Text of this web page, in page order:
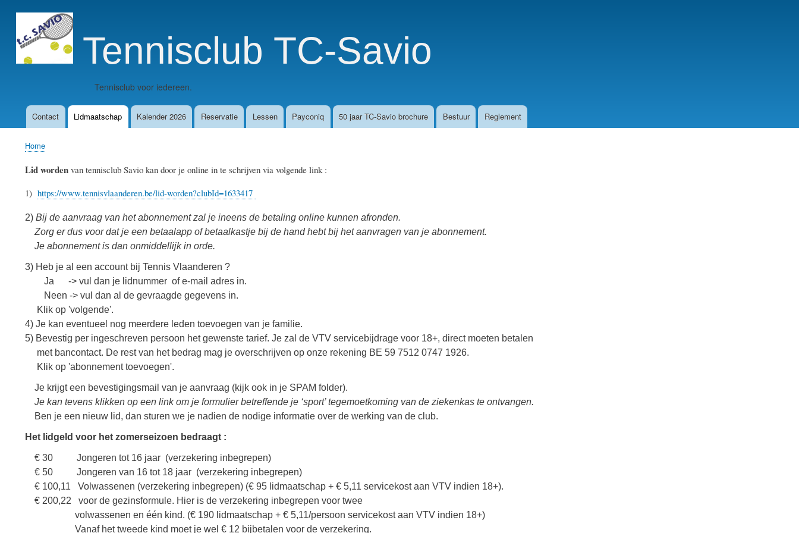
content
Tennisclub TC-Savio
Tennisclub voor iedereen.
MainContact Lidmaatschap Kalender 2026 Reservatie Lessen Payconiq 50 jaar TC-Savio brochure Bestuur Reglement
Breadcrumb
Home
Lid worden van tennisclub Savio kan door je online in te schrijven via volgende link :
1) https://www.tennisvlaanderen.be/lid-worden?clubId=1633417
2) Bij de aanvraag van het abonnement zal je ineens de betaling online kunnen afronden.
Zorg er dus voor dat je een betaalapp of betaalkastje bij de hand hebt bij het aanvragen van je abonnement.
Je abonnement is dan onmiddellijk in orde.
3) Heb je al een account bij Tennis Vlaanderen ?
Ja -> vul dan je lidnummer of e-mail adres in.
Neen -> vul dan al de gevraagde gegevens in.
Klik op 'volgende'.
4) Je kan eventueel nog meerdere leden toevoegen van je familie.
5) Bevestig per ingeschreven persoon het gewenste tarief. Je zal de VTV servicebijdrage voor 18+, direct moeten betalen
met bancontact. De rest van het bedrag mag je overschrijven op onze rekening BE 59 7512 0747 1926.
Klik op 'abonnement toevoegen'.
Je krijgt een bevestigingsmail van je aanvraag (kijk ook in je SPAM folder).
Je kan tevens klikken op een link om je formulier betreffende je ‘sport’ tegemoetkoming van de ziekenkas te ontvangen.
Ben je een nieuw lid, dan sturen we je nadien de nodige informatie over de werking van de club.
Het lidgeld voor het zomerseizoen bedraagt :
€ 30 Jongeren tot 16 jaar (verzekering inbegrepen)
€ 50 Jongeren van 16 tot 18 jaar (verzekering inbegrepen)
€ 100,11 Volwassenen (verzekering inbegrepen) (€ 95 lidmaatschap + € 5,11 servicekost aan VTV indien 18+).
€ 200,22 voor de gezinsformule. Hier is de verzekering inbegrepen voor twee
volwassenen en één kind. (€ 190 lidmaatschap + € 5,11/persoon servicekost aan VTV indien 18+)
Vanaf het tweede kind moet je wel € 12 bijbetalen voor de verzekering.